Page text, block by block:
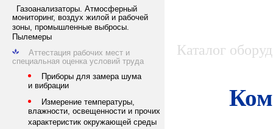
Газоанализаторы. Атмосферный
мониторинг, воздух жилой и рабочей
зоны, промышленные выбросы.
Пылемеры
Аттестация рабочих мест и
специальная оценка условий труда
Приборы для замера шума
и вибрации
Измерение температуры,
влажности, освещенности и прочих
характеристик окружающей среды
Каталог